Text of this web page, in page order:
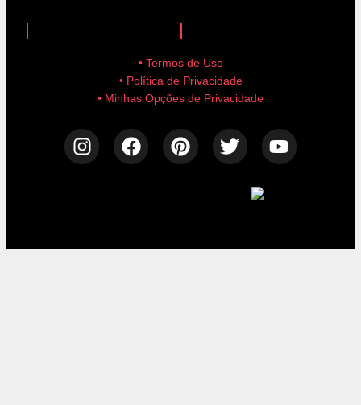
• Termos de Uso
• Política de Privacidade
• Minhas Opções de Privacidade